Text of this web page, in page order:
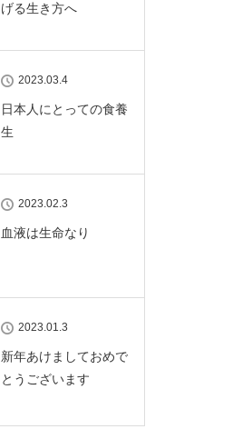
げる生き方へ
2023.03.4
日本人にとっての食養
生
2023.02.3
血液は生命なり
2023.01.3
新年あけましておめで
とうございます